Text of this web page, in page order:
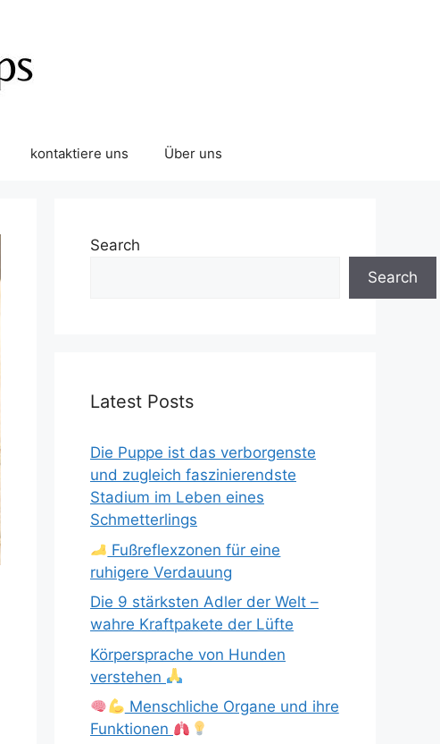
kontaktiere uns Über uns
Search
Search
Latest Posts
Die Puppe ist das verborgenste
und zugleich faszinierendste
Stadium im Leben eines
Schmetterlings
Fußreflexzonen für eine
ruhigere Verdauung
Die 9 stärksten Adler der Welt –
wahre Kraftpakete der Lüfte
Körpersprache von Hunden
verstehen
Menschliche Organe und ihre
Funktionen